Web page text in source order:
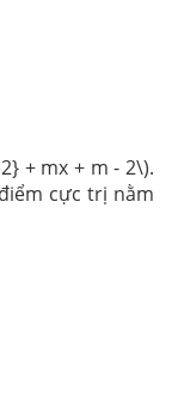
+ mx + m - 2\).
cực trị nằm